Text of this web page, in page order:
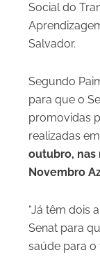
Social do
Salvador.
Segundo
para que o
promovidas
realizadas em
outubro, nas
Novembro
“Já têm dois
Senat para
saúde para o